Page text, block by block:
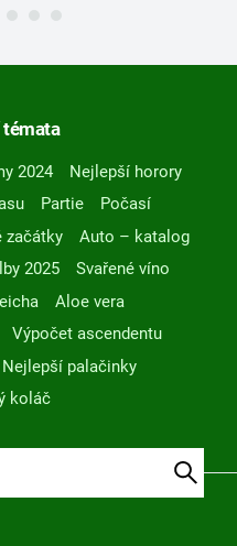
2024
Nejlepší horory
Partie
Počasí
začátky
Auto – katalog
2025
Svařené víno
Aloe vera
Výpočet ascendentu
Nejlepší palačinky
koláč